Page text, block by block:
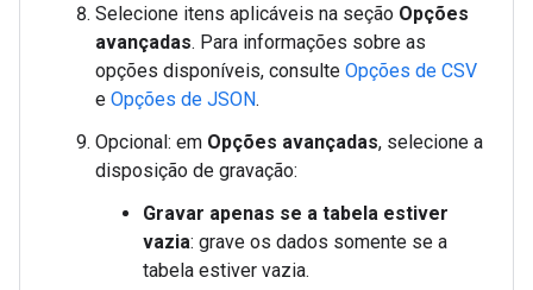
Selecione itens aplicáveis na seção Opções
avançadas. Para informações sobre as
opções disponíveis, consulte Opções de CSV
e Opções de JSON.
Opcional: em Opções avançadas, selecione a
disposição de gravação:
Gravar apenas se a tabela estiver
vazia: grave os dados somente se a
tabela estiver vazia.